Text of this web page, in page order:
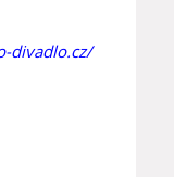
divadlo.cz/